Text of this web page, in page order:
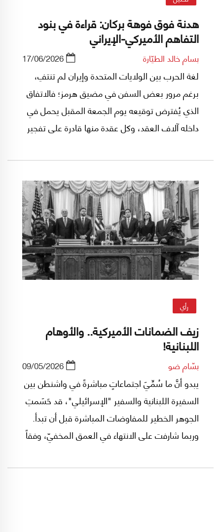
هدنة فوق فوهة بركان: قراءة في بنود
التفاهم الأميركي-الإيراني
بسام خالد الطيّارة 17/06/2026
لغة الحرب بين الولايات المتحدة وإيران لم تنتفِ،
برغم مرور بعض السفن في مضيق هرمز؛ فالاتفاق
الذي يُفترض توقيعه يوم الجمعة المقبل يحمل في
داخله آلاف العقد، وكل عقدة منها قادرة على تفجير
رأي
زيف الضمانات الأميركية.. والأوهام
اللبنانية!
بسّام ضو 09/05/2026
يبدو أنَّ ما سُمِّيَ اجتماعاتٍ مباشرةً في واشنطن بين
السفيرة اللبنانية والسفير "الإسرائيلي"، قد حَسَمتِ
الجوهر الخطير للمفاوضات المباشرة قبل أن تبدأ.
وربما شارفت على الانتهاء في العمق المخفيّ، وفقاً
يبقَ سوى الزيارة التي يريدُها "دونالد ترامب" من